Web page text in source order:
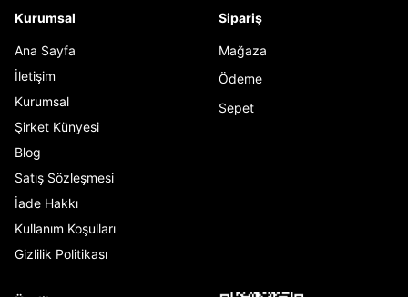
Kurumsal
Ana Sayfa
İletişim
Kurumsal
Şirket Künyesi
Blog
Satış Sözleşmesi
İade Hakkı
Kullanım Koşulları
Gizlilik Politikası
Sipariş
Mağaza
Ödeme
Sepet